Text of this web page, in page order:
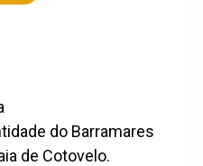
do Barramares
de Cotovelo.